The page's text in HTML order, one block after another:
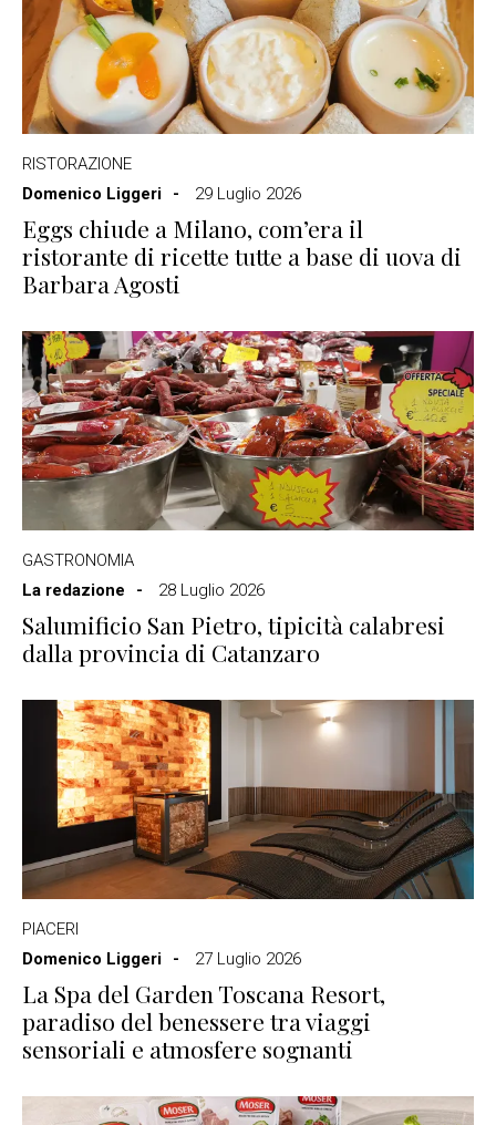
RISTORAZIONE
Domenico Liggeri
29 Luglio 2026
Eggs chiude a Milano, com’era il
ristorante di ricette tutte a base di uova di
Barbara Agosti
GASTRONOMIA
La redazione
28 Luglio 2026
Salumificio San Pietro, tipicità calabresi
dalla provincia di Catanzaro
PIACERI
Domenico Liggeri
27 Luglio 2026
La Spa del Garden Toscana Resort,
paradiso del benessere tra viaggi
sensoriali e atmosfere sognanti